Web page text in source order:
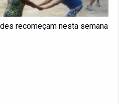
recomeçam nesta semana